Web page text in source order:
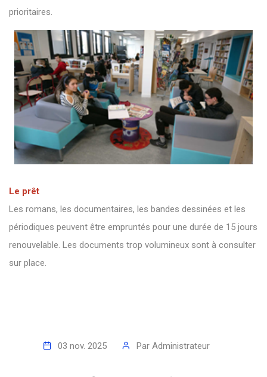
prioritaires.
Le prêt
Les romans, les documentaires, les bandes dessinées et les
périodiques peuvent être empruntés pour une durée de 15 jours
renouvelable. Les documents trop volumineux sont à consulter
sur place.
03 nov. 2025 Par Administrateur